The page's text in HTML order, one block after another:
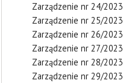
Zarządzenie nr 24/2023
Zarządzenie nr 25/2023
Zarządzenie nr 26/2023
Zarządzenie nr 27/2023
Zarządzenie nr 28/2023
Zarządzenie nr 29/2023